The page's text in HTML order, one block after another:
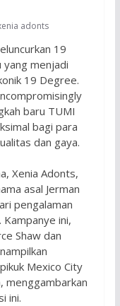
adonts
19
menjadi
19 Degree.
baru TUMI
bagi para
dan gaya.
Xenia Adonts,
asal Jerman
pengalaman
ini,
Shaw dan
Mexico City
menggambarkan
ini.